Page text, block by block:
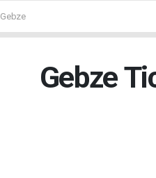
Gebze
Gebze